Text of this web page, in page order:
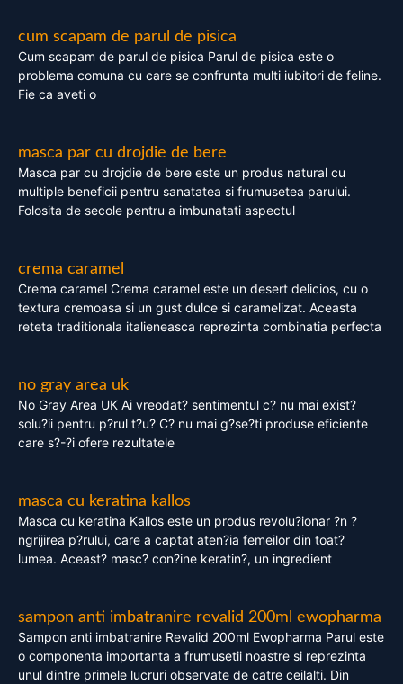
cum scapam de parul de pisica
Cum scapam de parul de pisica Parul de pisica este o
problema comuna cu care se confrunta multi iubitori de feline.
Fie ca aveti o
masca par cu drojdie de bere
Masca par cu drojdie de bere este un produs natural cu
multiple beneficii pentru sanatatea si frumusetea parului.
Folosita de secole pentru a imbunatati aspectul
crema caramel
Crema caramel Crema caramel este un desert delicios, cu o
textura cremoasa si un gust dulce si caramelizat. Aceasta
reteta traditionala italieneasca reprezinta combinatia perfecta
no gray area uk
No Gray Area UK Ai vreodat? sentimentul c? nu mai exist?
solu?ii pentru p?rul t?u? C? nu mai g?se?ti produse eficiente
care s?-?i ofere rezultatele
masca cu keratina kallos
Masca cu keratina Kallos este un produs revolu?ionar ?n ?
ngrijirea p?rului, care a captat aten?ia femeilor din toat?
lumea. Aceast? masc? con?ine keratin?, un ingredient
sampon anti imbatranire revalid 200ml ewopharma
Sampon anti imbatranire Revalid 200ml Ewopharma Parul este
o componenta importanta a frumusetii noastre si reprezinta
unul dintre primele lucruri observate de catre ceilalti. Din